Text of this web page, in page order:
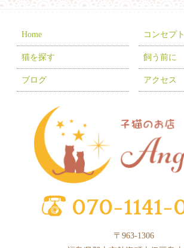
2025年11月
2025年10月(10)
2025年9月(5)
2025年7月(9)
(10)
2025年4月 (1)
2025年2月 (6)
2024年12月(4)
Home コンセプト
猫を探す 飼う前に
ブログ アクセス
〒963-1306